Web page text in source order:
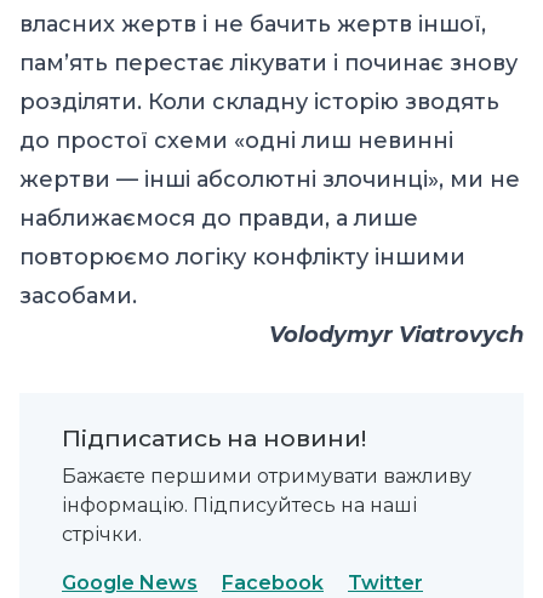
власних жертв і не бачить жертв іншої,
пам’ять перестає лікувати і починає знову
розділяти. Коли складну історію зводять
до простої схеми «одні лиш невинні
жертви — інші абсолютні злочинці», ми не
наближаємося до правди, а лише
повторюємо логіку конфлікту іншими
засобами.
Volodymyr Viatrovych
Підписатись на новини!
Бажаєте першими отримувати важливу
інформацію. Підписуйтесь на наші
стрічки.
Google News Facebook Twitter